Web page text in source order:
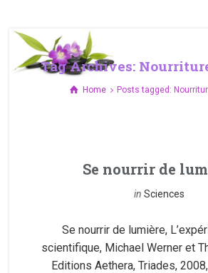
Tag Archives:
Home Posts tagged:
Se nourrir de
inSciences
Se nourrir de lumière,
scientifique, Michael Werner et
Editions Aethera, Triades,